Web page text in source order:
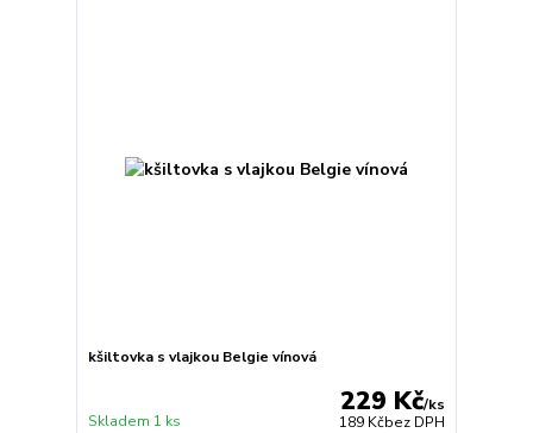
kšiltovka s vlajkou Belgie vínová
229 Kč/ks
189 Kčbez DPH
Skladem 1 ks